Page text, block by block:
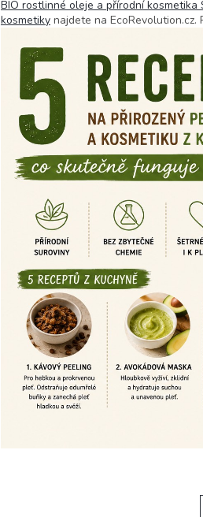
BIO rostlinné oleje a přírodní kosmetika
kosmetiky najdete na